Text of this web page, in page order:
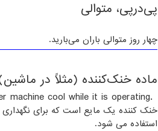
پی‌درپی، متوالی
چهار روز متوالی باران می‌بارید.
ماده خنک‌کننده (مثلاً در
machine cool while it is operating.
خنک کننده یک مایع است که برای نگهداری
استفاده می شود.